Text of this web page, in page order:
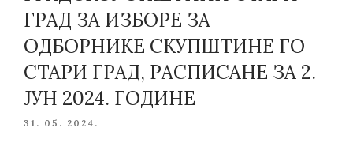
ГРАД ЗА ИЗБОРЕ ЗА
ОДБОРНИКЕ СКУПШТИНЕ ГО
СТАРИ ГРАД, РАСПИСАНЕ ЗА 2.
ЈУН 2024. ГОДИНЕ
POSTED
31. 05. 2024.